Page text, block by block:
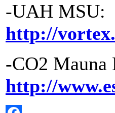
-UAH MSU:
http://
-CO2 Mauna
http://